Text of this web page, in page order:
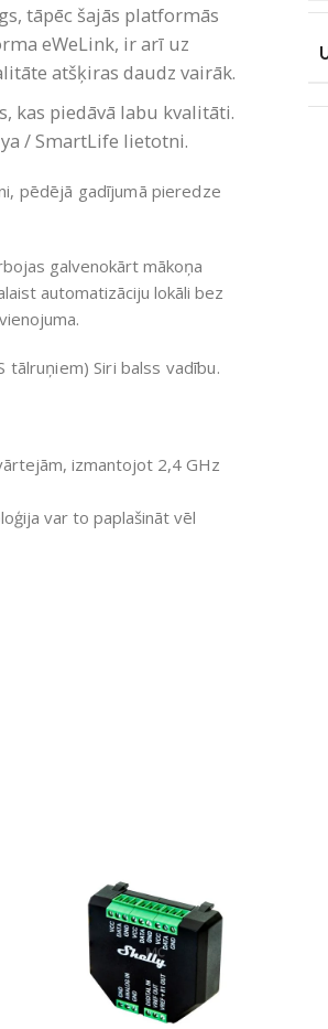
tāpēc šajās platformās
eWeLink, ir arī uz
atšķiras daudz vairāk.
kas piedāvā labu kvalitāti.
/ SmartLife lietotni.
pēdējā gadījumā pieredze
galvenokārt mākoņa
automatizāciju lokāli bez
tālruņiem) Siri balss vadību.
izmantojot 2,4 GHz
var to paplašināt vēl